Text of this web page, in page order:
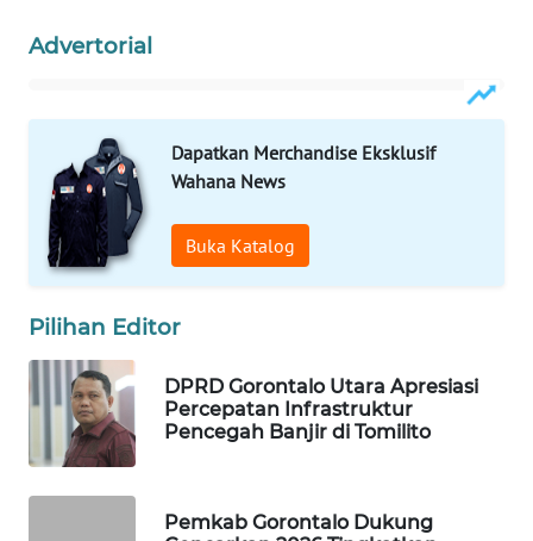
Advertorial
Dapatkan Merchandise Eksklusif
Wahana News
Buka Katalog
Pilihan Editor
DPRD Gorontalo Utara Apresiasi
Percepatan Infrastruktur
Pencegah Banjir di Tomilito
Pemkab Gorontalo Dukung
WAHANA
WAHANA
UMKM
WAHANA
SELEB
WAHANA
WAHANA
OTOMOTIF
WAHANA